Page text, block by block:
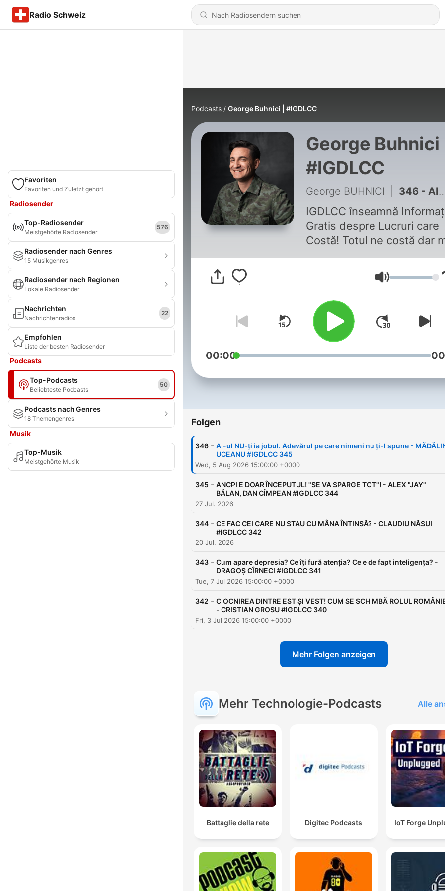
Radio Schweiz
Favoriten
Favoriten und Zuletzt gehört
Radiosender
Top-Radiosender
Meistgehörte Radiosender
576
Radiosender nach Genres
15 Musikgenres
Radiosender nach Regionen
Lokale Radiosender
Nachrichten
Nachrichtenradios
22
Empfohlen
Liste der besten Radiosender
Podcasts
Top-Podcasts
Beliebteste Podcasts
50
Podcasts nach Genres
18 Themengenres
Musik
Top-Musik
Meistgehörte Musik
Podcasts George Buhnici | #IGDLCC
George Buhnici |
#IGDLCC
George BUHNICI 346 - AI-ul NU-ți ia jobul. Adevărul pe care nimeni nu ți-l spune - MĂDĂLINA UCEANU #IGDLCC 345
IGDLCC înseamnă
Gratis despre Lucruri care
Costă! Totul ne costă dar
ales timpul așa că am făcut
această serie pentru a mă
informa și educa alături de
invitați din domeniile mele
interes. Te invit alături de
în această călătorie. Mi-am
propus să mă facă mai
și mai adaptat la
pentru tine.
Lautstärke
00:00
Folgen
346 - AI-ul NU-ți ia jobul. Adevărul pe care nimeni nu ți-l spune -
UCEANU #IGDLCC 345
Wed, 5 Aug 2026 15:00:00 +0000
345 - ANCPI E DOAR ÎNCEPUTUL! "SE VA SPARGE TOT"! - ALEX "JAY"
BĂLAN, DAN CÎMPEAN #IGDLCC 344
27 Jul. 2026
344 - CE FAC CEI CARE NU STAU CU MÂNA ÎNTINSĂ? - CLAUDIU NĂSUI
#IGDLCC 342
20 Jul. 2026
343 - Cum apare depresia? Ce îți fură atenția? Ce e de fapt inteligența? -
DRAGOȘ CÎRNECI #IGDLCC 341
Tue, 7 Jul 2026 15:00:00 +0000
342 - CIOCNIREA DINTRE EST ȘI VEST! CUM SE SCHIMBĂ ROLUL
- CRISTIAN GROSU #IGDLCC 340
Fri, 3 Jul 2026 15:00:00 +0000
Mehr Folgen anzeigen
Mehr Technologie-Podcasts Alle
Battaglie della rete Digitec Podcasts IoT Forge